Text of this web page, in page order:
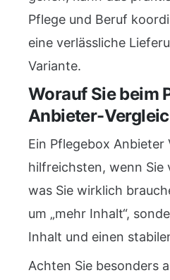
Pflege und Beruf
eine verlässliche
Variante.
Worauf Sie beim
Anbieter-
Ein Pflegebox Anbieter
hilfreichsten, wenn
was Sie wirklich
um „mehr Inhalt“,
Inhalt und einen
Achten Sie besonders